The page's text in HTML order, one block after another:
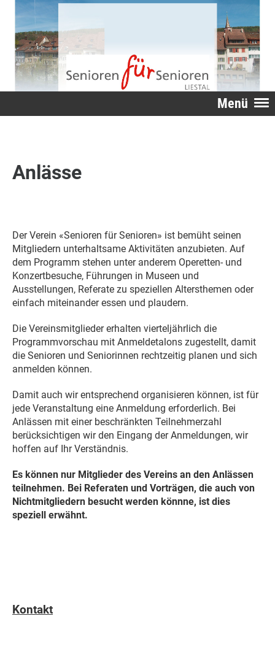
Menü
Anlässe
Der Verein «Senioren für Senioren» ist bemüht seinen
Mitgliedern unterhaltsame Aktivitäten anzubieten. Auf
dem Programm stehen unter anderem Operetten- und
Konzertbesuche, Führungen in Museen und
Ausstellungen, Referate zu speziellen Altersthemen oder
einfach miteinander essen und plaudern.
Die Vereinsmitglieder erhalten vierteljährlich die
Programmvorschau mit Anmeldetalons zugestellt, damit
die Senioren und Seniorinnen rechtzeitig planen und sich
anmelden können.
Damit auch wir entsprechend organisieren können, ist für
jede Veranstaltung eine Anmeldung erforderlich. Bei
Anlässen mit einer beschränkten Teilnehmerzahl
berücksichtigen wir den Eingang der Anmeldungen, wir
hoffen auf Ihr Verständnis.
Es können nur Mitglieder des Vereins an den Anlässen
teilnehmen. Bei Referaten und Vorträgen, die auch von
Nichtmitgliedern besucht werden könnne, ist dies
speziell erwähnt.
Kontakt